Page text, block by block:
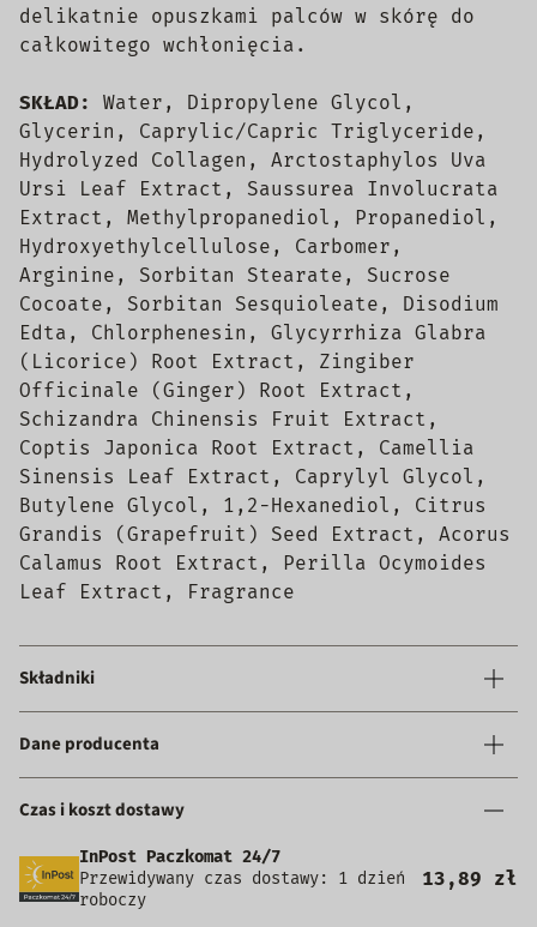
delikatnie opuszkami palców w skórę do
całkowitego wchłonięcia.
SKŁAD: Water, Dipropylene Glycol,
Glycerin, Caprylic/Capric Triglyceride,
Hydrolyzed Collagen, Arctostaphylos Uva
Ursi Leaf Extract, Saussurea Involucrata
Extract, Methylpropanediol, Propanediol,
Hydroxyethylcellulose, Carbomer,
Arginine, Sorbitan Stearate, Sucrose
Cocoate, Sorbitan Sesquioleate, Disodium
Edta, Chlorphenesin, Glycyrrhiza Glabra
(Licorice) Root Extract, Zingiber
Officinale (Ginger) Root Extract,
Schizandra Chinensis Fruit Extract,
Coptis Japonica Root Extract, Camellia
Sinensis Leaf Extract, Caprylyl Glycol,
Butylene Glycol, 1,2-Hexanediol, Citrus
Grandis (Grapefruit) Seed Extract, Acorus
Calamus Root Extract, Perilla Ocymoides
Leaf Extract, Fragrance
Składniki
Dane producenta
Czas i koszt dostawy
InPost Paczkomat 24/7
Przewidywany czas dostawy: 1 dzień
roboczy
13,89 zł